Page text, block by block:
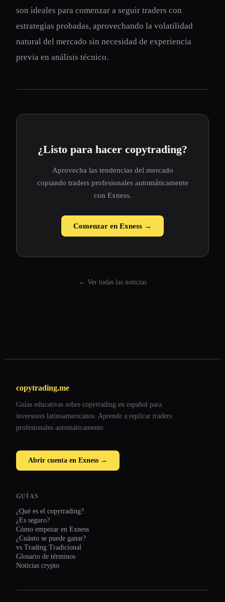
son ideales para comenzar a seguir traders con
estrategias probadas, aprovechando la volatilidad
natural del mercado sin necesidad de experiencia
previa en análisis técnico.
¿Listo para hacer copytrading?
Aprovecha las tendencias del mercado
copiando traders profesionales automáticamente
con Exness.
Comenzar en Exness →
← Ver todas las noticias
copytrading.me
Guías educativas sobre copytrading en español para
inversores latinoamericanos. Aprende a replicar traders
profesionales automáticamente.
Abrir cuenta en Exness →
GUÍAS
¿Qué es el copytrading?
¿Es seguro?
Cómo empezar en Exness
¿Cuánto se puede ganar?
vs Trading Tradicional
Glosario de términos
Noticias crypto